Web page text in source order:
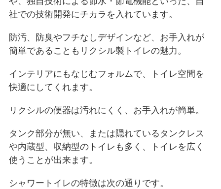
社での技術開発にチカラを入れています。
防汚、防臭やフチなしデザインなど、お手入れが
簡単であることもリクシル製トイレの魅力。
インテリアにもなじむフォルムで、トイレ空間を
快適にしてくれます。
リクシルの便器は汚れにくく、お手入れが簡単。
タンク部分が無い、または隠れているタンクレス
や内蔵型、収納型のトイレも多く、トイレを広く
使うことが出来ます。
シャワートイレの特徴は次の通りです。